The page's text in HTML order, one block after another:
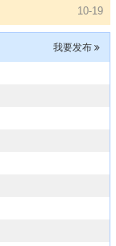
10-19
10-13
10-13
我要发布